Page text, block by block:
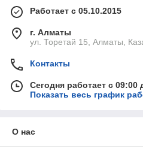
Работает с 05.10.2015
г. Алматы
ул. Торетай 15, Алматы,
Контакты
Сегодня работает с 09:00
Показать весь график
О нас